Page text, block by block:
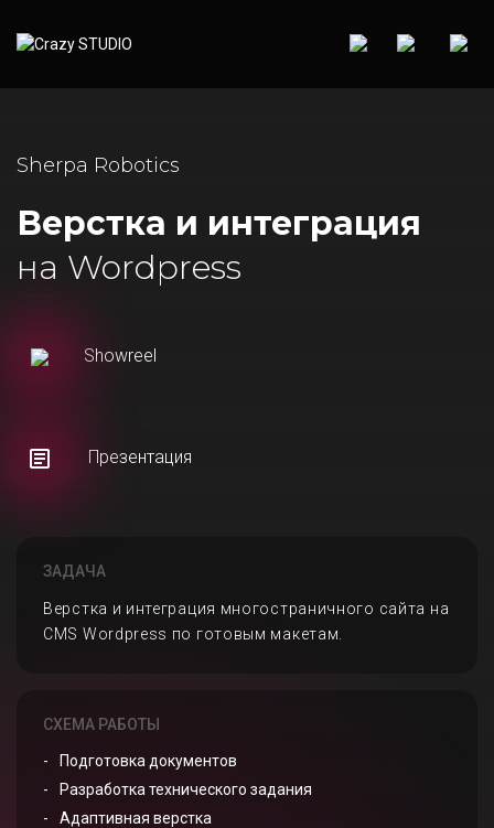
Sherpa Robotics
Верстка и интеграция
на Wordpress
Showreel
Презентация
ЗАДАЧА
Верстка и интеграция многостраничного сайта на
CMS Wordpress по готовым макетам.
СХЕМА РАБОТЫ
Подготовка документов
Разработка технического задания
Адаптивная верстка